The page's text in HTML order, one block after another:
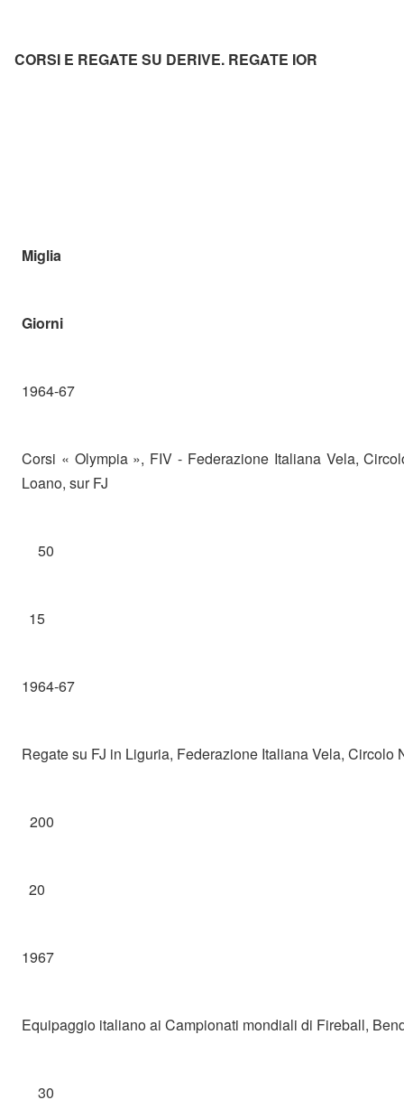
CORSI E REGATE SU DERIVE. REGATE IOR
Miglia
Giorni
1964-67
Corsi « Olympia », FIV - Federazione Italiana Vela,
Loano, sur FJ
50
15
1964-67
Regate su FJ in Liguria, Federazione Italiana Vela, Circolo
200
20
1967
Equipaggio italiano ai Campionati mondiali di Fireball,
30